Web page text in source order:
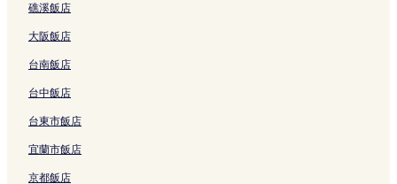
H
G
的
連
H
u
a
-
i
的
連
結
i
n
a
n
連
t
e
r
n
a
n
a
n
的
a
i
n
a
C
i
h
k
a
礁溪飯店
大阪飯店
台南飯店
台中飯店
台東市飯店
宜蘭市飯店
京都飯店